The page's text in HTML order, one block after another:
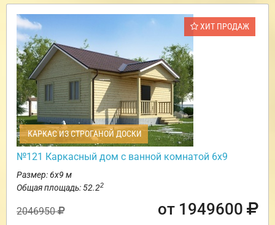
ХИТ ПРОДАЖ
КАРКАС ИЗ СТРОГАНОЙ ДОСКИ
№121 Каркасный дом с ванной комнатой 6х9
Размер: 6х9 м
Общая площадь: 52.22
2046950 от 1949600